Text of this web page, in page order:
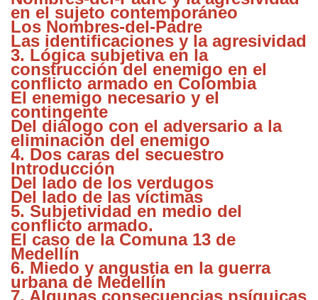
en el sujeto contemporáneo
Los Nombres-del-Padre
Las identificaciones y la agresividad
3. Lógica subjetiva en la
construcción del enemigo en el
conflicto armado en Colombia
El enemigo necesario y el
contingente
Del diálogo con el adversario a la
eliminación del enemigo
4. Dos caras del secuestro
Introducción
Del lado de los verdugos
Del lado de las víctimas
5. Subjetividad en medio del
conflicto armado.
El caso de la Comuna 13 de
Medellín
6. Miedo y angustia en la guerra
urbana de Medellín
7. Algunas consecuencias psíquicas